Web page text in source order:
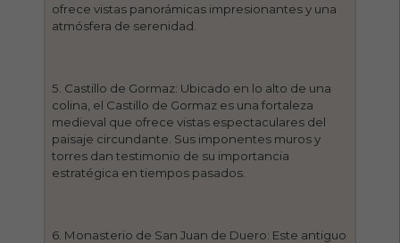
ofrece vistas panorámicas impresionantes y una
atmósfera de serenidad.
5. Castillo de Gormaz: Ubicado en lo alto de una
colina, el Castillo de Gormaz es una fortaleza
medieval que ofrece vistas espectaculares del
paisaje circundante. Sus imponentes muros y
torres dan testimonio de su importancia
estratégica en tiempos pasados.
6. Monasterio de San Juan de Duero: Este antiguo